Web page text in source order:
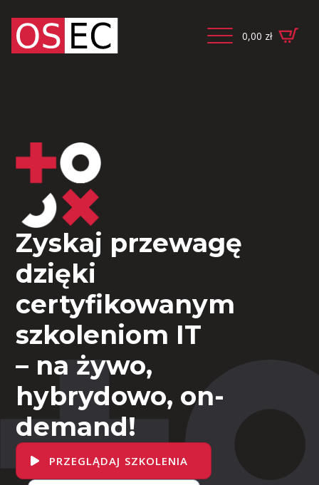
0,00 zł
Zyskaj przewagę
dzięki
certyfikowanym
szkoleniom IT
– na żywo,
hybrydowo, on-
demand!
PRZEGLĄDAJ SZKOLENIA